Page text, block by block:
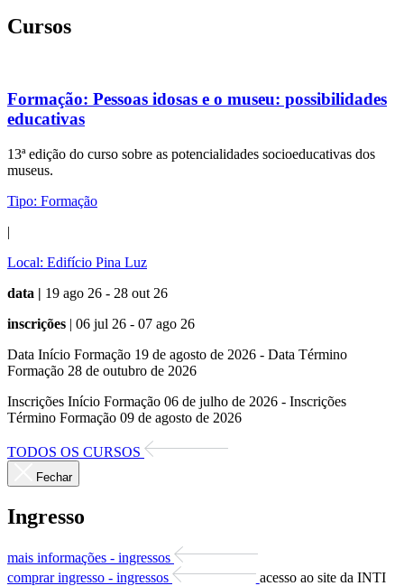
Cursos
Formação: Pessoas idosas e o museu: possibilidades
educativas
13ª edição do curso sobre as potencialidades socioeducativas dos
museus.
Tipo: Formação
|
Local: Edifício Pina Luz
data | 19 ago 26 - 28 out 26
inscrições | 06 jul 26 - 07 ago 26
Data Início Formação 19 de agosto de 2026 - Data Término
Formação 28 de outubro de 2026
Inscrições Início Formação 06 de julho de 2026 - Inscrições
Término Formação 09 de agosto de 2026
TODOS OS CURSOS
Fechar
Ingresso
mais informações - ingressos
comprar ingresso - ingressos
acesso ao site da INTI